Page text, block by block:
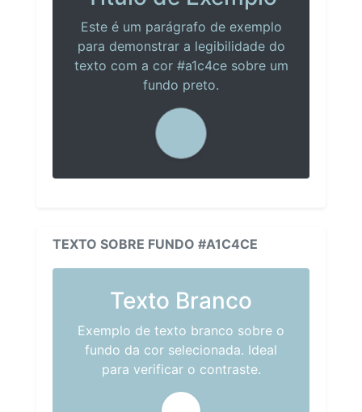
Este é um parágrafo de exemplo
para demonstrar a legibilidade do
texto com a cor #a1c4ce sobre um
fundo preto.
TEXTO SOBRE FUNDO #A1C4CE
Texto Branco
Exemplo de texto branco sobre o
fundo da cor selecionada. Ideal
para verificar o contraste.